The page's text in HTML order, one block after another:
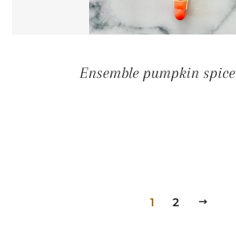
Ensemble pumpkin spice
1 2